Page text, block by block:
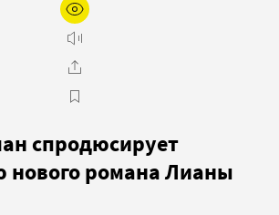
спродюсирует
нового романа Лианы